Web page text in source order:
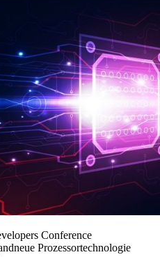
Conference
Prozessortechnologie